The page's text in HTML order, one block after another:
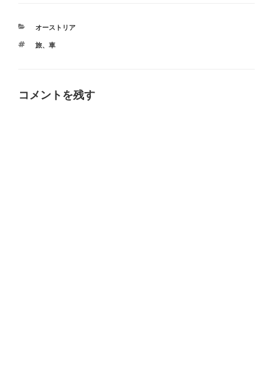
カ
ゴ
オーストリア
タ
旅、 車
コメントを残す